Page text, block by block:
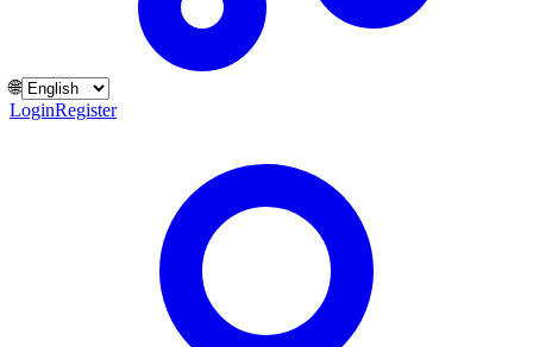
🌐
LoginRegister